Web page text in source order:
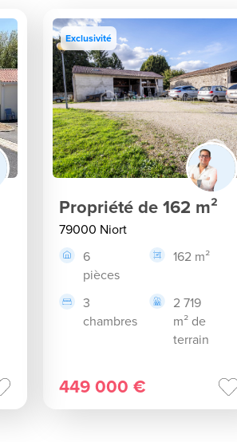
Exclusivité
Propriété de 162 m²
79000 Niort
6
pièces
162 m²
3
chambres
2 719
m² de
terrain
449 000 €